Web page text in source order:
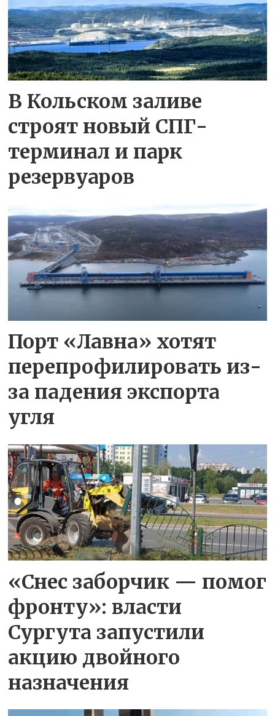
В Кольском заливе
строят новый СПГ-
терминал и парк
резервуаров
Порт «Лавна» хотят
перепрофилировать из-
за падения экспорта
угля
«Снес заборчик — помог
фронту»: власти
Сургута запустили
акцию двойного
назначения